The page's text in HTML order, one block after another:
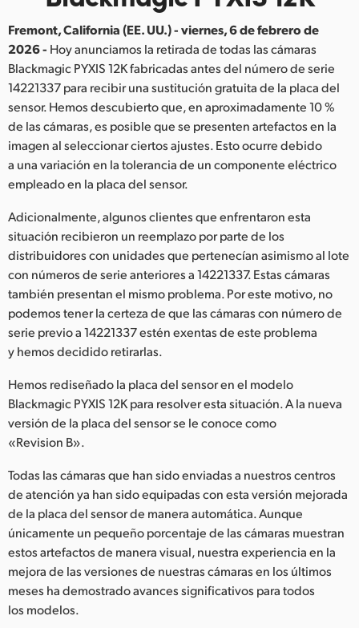
France
Germany
Hong Kong SAR, China
India
Italy
Japan
Korea
Mexico
Malaysia
Netherlands
New Zealand
Norway
Portugal
Singapore
South Africa
Fremont, California (EE. UU.) - viernes, 6 de febrero de
2026 - Hoy anunciamos la retirada de todas las cámaras
Blackmagic PYXIS 12K fabricadas antes del número de serie
14221337 para recibir una sustitución gratuita de la placa del
sensor. Hemos descubierto que, en aproximadamente 10 %
de las cámaras, es posible que se presenten artefactos en la
imagen al seleccionar ciertos ajustes. Esto ocurre debido
a una variación en la tolerancia de un componente eléctrico
empleado en la placa del sensor.
Adicionalmente, algunos clientes que enfrentaron esta
situación recibieron un reemplazo por parte de los
distribuidores con unidades que pertenecían asimismo al lote
con números de serie anteriores a 14221337. Estas cámaras
también presentan el mismo problema. Por este motivo, no
podemos tener la certeza de que las cámaras con número de
serie previo a 14221337 estén exentas de este problema
y hemos decidido retirarlas.
Hemos rediseñado la placa del sensor en el modelo
Blackmagic PYXIS 12K para resolver esta situación. A la nueva
versión de la placa del sensor se le conoce como
«Revision B».
Todas las cámaras que han sido enviadas a nuestros centros
de atención ya han sido equipadas con esta versión mejorada
de la placa del sensor de manera automática. Aunque
únicamente un pequeño porcentaje de las cámaras muestran
estos artefactos de manera visual, nuestra experiencia en la
mejora de las versiones de nuestras cámaras en los últimos
meses ha demostrado avances significativos para todos
los modelos.